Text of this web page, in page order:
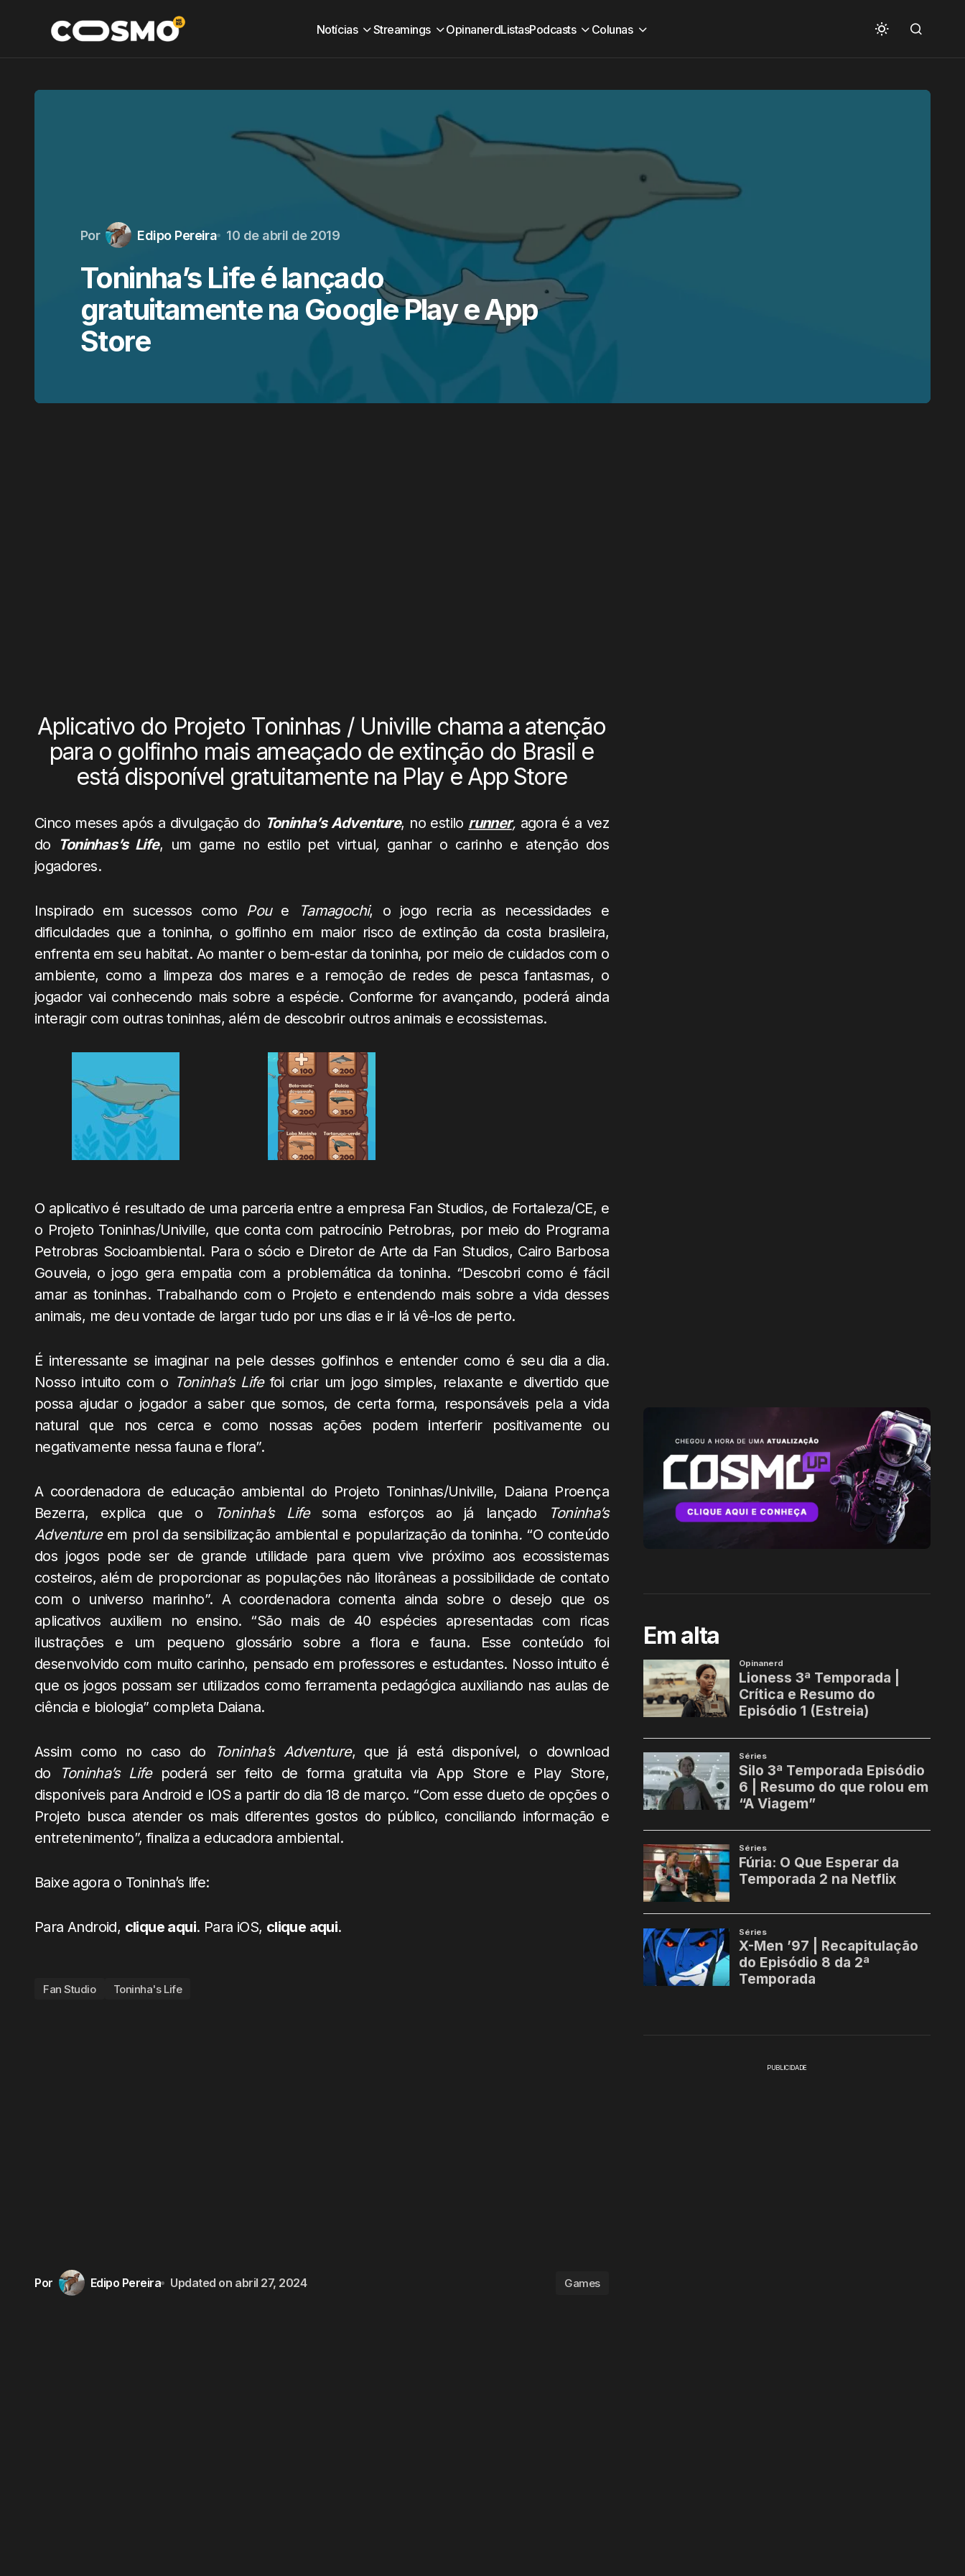
Notícias Streamings OpinanerdListasPodcasts Colunas
Por Edipo Pereira 10 de abril de 2019
Toninha’s Life é lançado
gratuitamente na Google Play e App
Store
Aplicativo do Projeto Toninhas / Univille chama a atenção
para o golfinho mais ameaçado de extinção do Brasil e
está disponível gratuitamente na Play e App Store
Cinco meses após a divulgação do Toninha’s Adventure, no estilo runner, agora é a vez
do Toninhas’s Life, um game no estilo pet virtual, ganhar o carinho e atenção dos
jogadores.
Inspirado em sucessos como Poue Tamagochi, o jogo recria as necessidades e
dificuldades que a toninha, o golfinho em maior risco de extinção da costa brasileira,
enfrenta em seu habitat. Ao manter o bem-estar da toninha, por meio de cuidados com o
ambiente, como a limpeza dos mares e a remoção de redes de pesca fantasmas, o
jogador vai conhecendo mais sobre a espécie. Conforme for avançando, poderá ainda
interagir com outras toninhas, além de descobrir outros animais e ecossistemas.
O aplicativo é resultado de uma parceria entre a empresa Fan Studios, de Fortaleza/CE, e
o Projeto Toninhas/Univille, que conta com patrocínio Petrobras, por meio do Programa
Petrobras Socioambiental. Para o sócio e Diretor de Arte da Fan Studios, Cairo Barbosa
Gouveia, o jogo gera empatia com a problemática da toninha. “Descobri como é fácil
amar as toninhas. Trabalhando com o Projeto e entendendo mais sobre a vida desses
animais, me deu vontade de largar tudo por uns dias e ir lá vê-los de perto.
É interessante se imaginar na pele desses golfinhos e entender como é seu dia a dia.
Nosso intuito com o Toninha’s Lifefoi criar um jogo simples, relaxante e divertido que
possa ajudar o jogador a saber que somos, de certa forma, responsáveis pela a vida
natural que nos cerca e como nossas ações podem interferir positivamente ou
negativamente nessa fauna e flora”.
A coordenadora de educação ambiental do Projeto Toninhas/Univille, Daiana Proença
Bezerra, explica que o
Toninha’s Lifesoma esforços ao já lançado
Toninha’s
Adventure em prol da sensibilização ambiental e popularização da toninha. “O conteúdo
dos jogos pode ser de grande utilidade para quem vive próximo aos ecossistemas
costeiros, além de proporcionar as populações não litorâneas a possibilidade de contato
com o universo marinho”. A coordenadora comenta ainda sobre o desejo que os
aplicativos auxiliem no ensino. “São mais de 40 espécies apresentadas com ricas
ilustrações e um pequeno glossário sobre a flora e fauna. Esse conteúdo foi
desenvolvido com muito carinho, pensado em professores e estudantes. Nosso intuito é
que os jogos possam ser utilizados como ferramenta pedagógica auxiliando nas aulas de
ciência e biologia” completa Daiana.
Assim como no caso do Toninha’s Adventure, que já está disponível, o download
do
Toninha’s Lifepoderá ser feito de forma gratuita via App Store e Play Store,
disponíveis para Android e IOS a partir do dia 18 de março. “Com esse dueto de opções o
Projeto busca atender os mais diferentes gostos do público, conciliando informação e
entretenimento”, finaliza a educadora ambiental.
Baixe agora o Toninha’s life:
Para Android, clique aqui. Para iOS, clique aqui.
Fan Studio Toninha's Life
Por Edipo Pereira Updated on abril 27, 2024 Games
Em alta
PUBLICIDADE